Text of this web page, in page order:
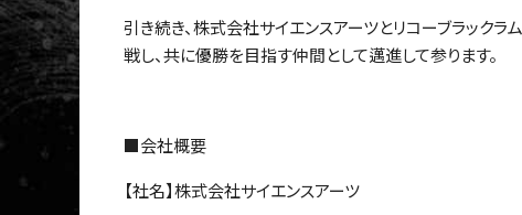
引き続き、株式会社サイエンスアーツとリコーブラック
戦し、共に優勝を目指す仲間として邁進して参ります。
■会社概要
【社名】株式会社サイエンスアーツ